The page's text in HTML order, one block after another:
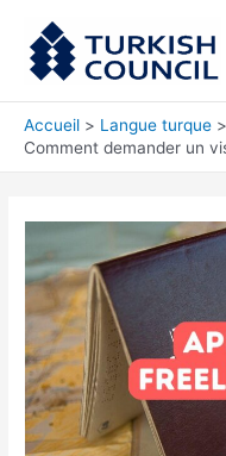
contenu
Accueil
Langue turque
Comment demander un